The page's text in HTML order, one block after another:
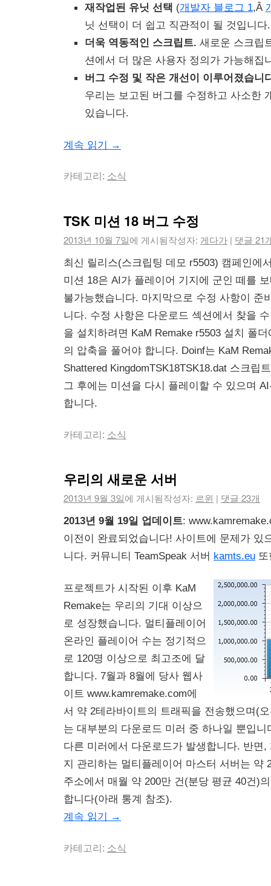
재작업된 유닛 선택 (개발자 블로그 1,Â
닛 선택이 더 쉽고 직관적이 될 것입니다.
더욱 역동적인 스크립트. 새로운 스크립
션에서 더 많은 사용자 정의가 가능해집
버그 수정 및 작은 개선이 이루어졌습니
우리는 보고된 버그를 수정하고 사소한
있습니다.
계속 읽기 →
카테고리: 소식
TSK 미션 18 버그 수정
2013년 10월 7일에 게시됨작성자: 게다가 | 댓글 21
최신 릴리스(스크립팅 데모 r5503) 캠페인에
미션 18은 AI가 플레이어 기지에 군인 떼를
불가능했습니다. 마지막으로 수정 사항이 준
니다. 수정 사항은 다운로드 섹션에서 찾을
을 설치하려면 KaM Remake r5503 설치 폴
의 압축을 풀어야 합니다. Doinf는 KaM
Shattered KingdomTSK18TSK18.dat 스크립
그 후에는 미션을 다시 플레이할 수 있으며
합니다.
카테고리: 소식
우리의 새로운 서버
2013년 9월 3일에 게시됨작성자: 르윈 | 댓글 23개
2013년 9월 19일 업데이트:
이전이 완료되었습니다! 사이트에 문제가 있
니다. 커뮤니티 TeamSpeak 서버 kamts.eu
프로젝트가 시작된 이후 KaM
Remake는 우리의 기대 이상으
로 성장했습니다. 멀티플레이어
온라인 플레이어 수는 정기적으
로 120명 이상으로 최고조에 달
합니다. 7월과 8월에 당사 웹사
이트 www.kamremake.com에
서 약 2테라바이트의 트래픽을 전송했으며(
는 대부분의 다운로드 미러 중 하나일 뿐입
다른 미러에서 다운로드가 발생합니다. 반면
지 관리하는 멀티플레이어 마스터 서버는 약
주소에서 매월 약 200만 건(분당 평균 40건)
합니다(아래 통계 참조).
계속 읽기 →
카테고리: 소식